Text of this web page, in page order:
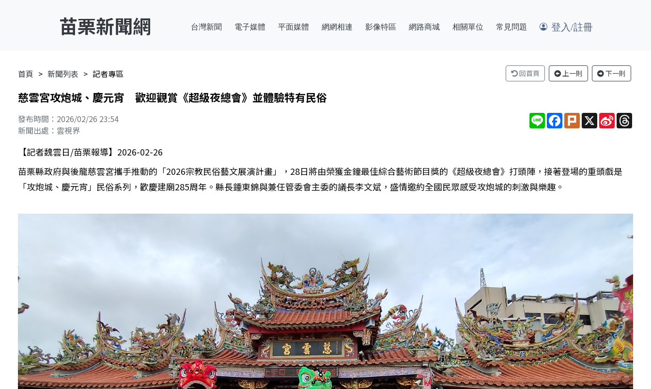
苗栗新聞網 台灣新聞 電子媒體 平面媒體 網網相連 影像特區 網路商城 相關單位 常見問題 登入/註冊
首頁 新聞列表 記者專區 回首頁 上一則 下一則
慈雲宮攻炮城、慶元宵 歡迎觀賞《超級夜總會》並體驗特有民俗
發布時間：2026/02/26 23:54
新聞出處：雲視界
Line Facebook
PlurkX Sina
Weibo
【記者魏雲日/苗栗報導】2026-02-26
苗栗縣政府與後龍慈雲宮攜手推動的「2026宗教民俗藝文展演計畫」，28日將由榮獲金鐘最佳綜合藝術節目獎的《超級夜總會》打頭陣，接著登場的重頭戲是
「攻炮城、慶元宵」民俗系列，歡慶建廟285周年。縣長鍾東錦與兼任管委會主委的議長李文斌，盛情邀約全國民眾感受攻炮城的刺激與樂趣。